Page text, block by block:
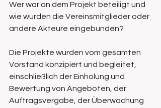
Wer war an dem Projekt beteiligt und
wie wurden die Vereinsmitglieder oder
andere Akteure eingebunden?
Die Projekte wurden vom gesamten
Vorstand konzipiert und begleitet,
einschließlich der Einholung und
Bewertung von Angeboten, der
Auftragsvergabe, der Überwachung